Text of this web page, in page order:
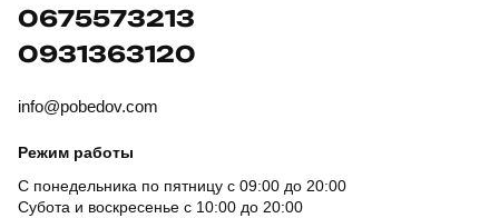
0675573213
0931363120
info@pobedov.com
Режим работы
С понедельника по пятницу с 09:00 до 20:00
Субота и воскресенье с 10:00 до 20:00